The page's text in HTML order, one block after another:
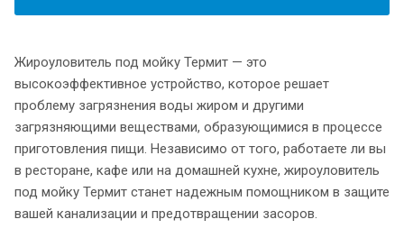
Жироуловитель под мойку Термит — это
высокоэффективное устройство, которое решает
проблему загрязнения воды жиром и другими
загрязняющими веществами, образующимися в процессе
приготовления пищи. Независимо от того, работаете ли вы
в ресторане, кафе или на домашней кухне, жироуловитель
под мойку Термит станет надежным помощником в защите
вашей канализации и предотвращении засоров.